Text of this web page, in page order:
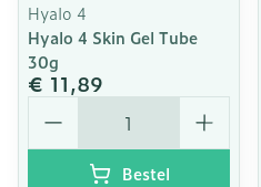
Hyalo 4
Hyalo 4 Skin Gel Tube
30g
€ 11,89
Aantal
Bestel